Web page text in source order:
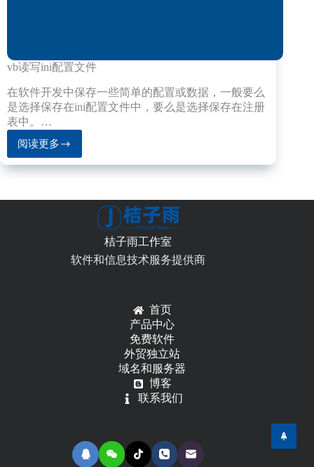
vb读写ini配置文件
在软件开发中保存一些简单的配置或数据，一般要么
是选择保存在ini配置文件中，要么是选择保存在注册
表中。…
阅读更多
vb
读
配
桔子雨工作室
软件和信息技术服务提供商
首页
产品中心
免费软件
外贸独立站
域名和服务器
博客
联系我们